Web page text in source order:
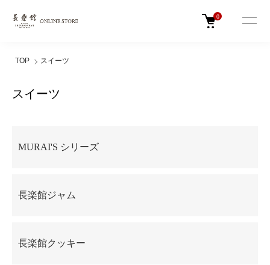
0
TOP スイーツ
スイーツ
MURAI'S シリーズ
長楽館ジャム
長楽館クッキー